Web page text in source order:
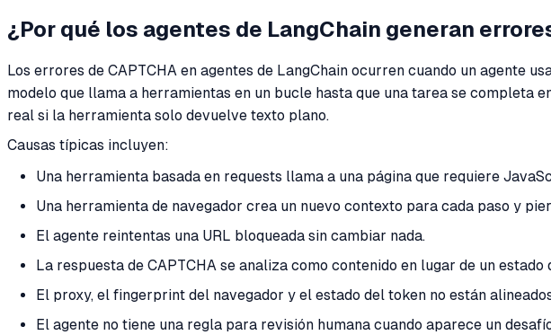
¿Por qué los agentes de LangChain generan
Los errores de CAPTCHA en agentes de LangChain ocurren cuando un agente
modelo que llama a herramientas en un bucle hasta que una tarea se completa
real si la herramienta solo devuelve texto plano.
Causas típicas incluyen:
Una herramienta basada en requests llama a una página que requiere
Una herramienta de navegador crea un nuevo contexto para cada paso y
El agente reintentas una URL bloqueada sin cambiar nada.
La respuesta de CAPTCHA se analiza como contenido en lugar de un estado
El proxy, el fingerprint del navegador y el estado del token no están
El agente no tiene una regla para revisión humana cuando aparece un